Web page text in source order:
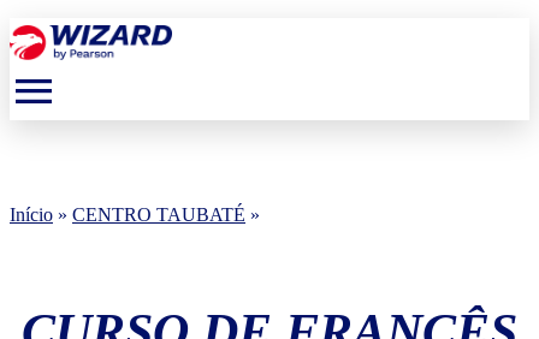
menu
Início » CENTRO TAUBATÉ »